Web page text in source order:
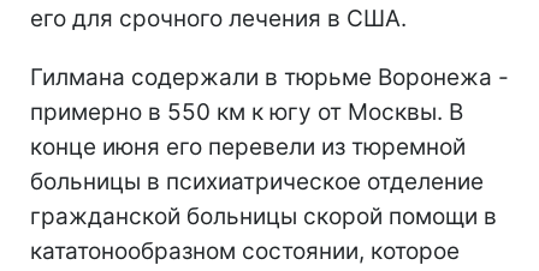
его для срочного лечения в США.
Гилмана содержали в тюрьме Воронежа -
примерно в 550 км к югу от Москвы. В
конце июня его перевели из тюремной
больницы в психиатрическое отделение
гражданской больницы скорой помощи в
кататонообразном состоянии, которое